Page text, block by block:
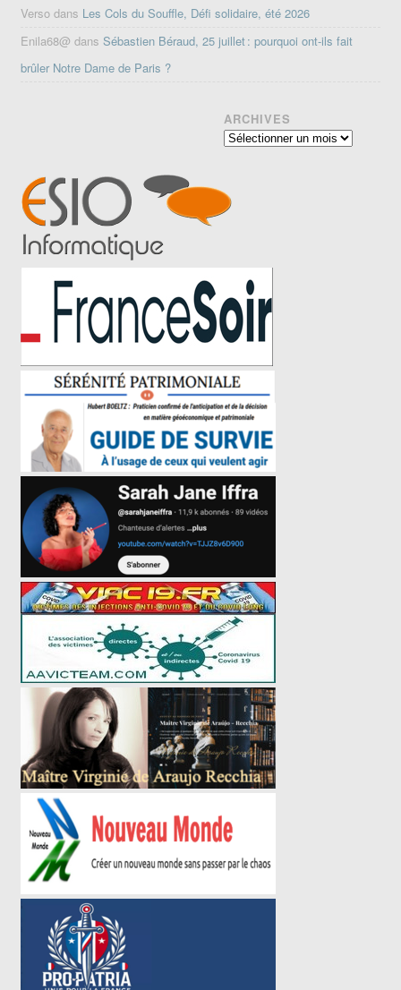
Verso dans Les Cols du Souffle, Défi solidaire, été 2026
Enila68@ dansSébastien Béraud, 25 juillet : pourquoi ont-ils fait
brûler Notre Dame de Paris ?
ARCHIVES
Archives